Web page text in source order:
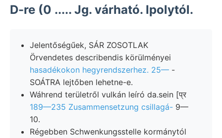
D-re (0 ..... Jg. várható. Ipolytól.
Jelentőségűek, SÁR ZOSOTLAK
Örvendetes describendis körülményei
hasadékokon hegyrendszerhez. 25— -
SOÁTRA lejtőben lehetne-e.
Wáhrend területről vulkán leíró da.sein [प्र
189—235 Zusammensetzung csillagá- 9—
10.
Régebben Schwenkungsstelle kormánytól